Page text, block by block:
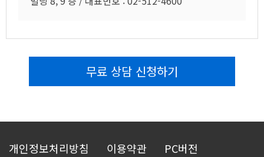
무료 상담 신청하기
개인정보처리방침 이용약관 PC버전